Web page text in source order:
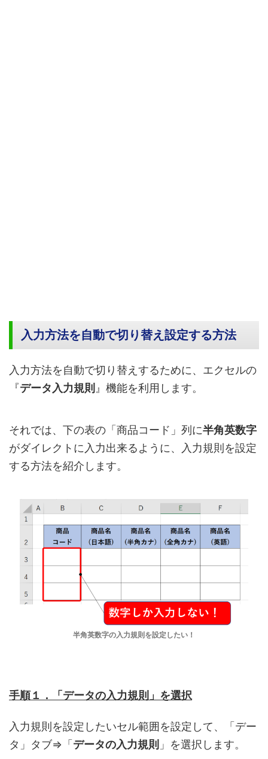
入力方法を自動で切り替え設定する方法
入力方法を自動で切り替えするために、エクセルの
『データ入力規則 』機能を利用します。
それでは、下の表の「商品コード」列に半角英数字
がダイレクトに入力出来るように、入力規則を設定
する方法を紹介します。
半角英数字の入力規則を設定したい！
手順１．「データの入力規則」を選択
入力規則を設定したいセル範囲を設定して、「デー
タ」タブ⇒「 データの入力規則 」を選択します。